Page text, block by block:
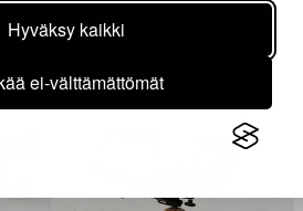
Hyväksy kaikki
ei-välttämättömät